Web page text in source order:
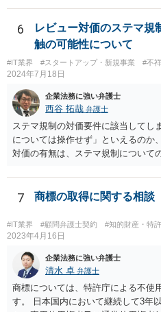
作した主体と、当事者間の契約内容
前の商事消滅時効、不法行為消滅時
です。 ②相手方の報告要求につい
ょう。 ③すでに対応は完了しており
的請求ないし措置がなされれば改め
うに思われます。
6
レビュー対価のステマ規
触の可能性について
#IT業界 #スタートアップ・新規事業 #不
2024年7月18日
企業法務に強い弁護士
西谷 拓哉 弁護士
ステマ規制の対価要件に該当してし
については操作せず」といえるのか
対価の有無は、ステマ規制について
とを条件に割り引くサービスを提供
高評価と指示していなくても、全
事業者が関与していると評価され「
断される余地は残るといえるでしょ
く、自主的なレビューでなければス
るのです。 ※消費者庁のステマ規制
www.caa.go.jp/policies/policy/
ets/
照
7 商標の取得に関する相談
#IT業界 #顧問弁護士契約 #知的財産・特許
2023年4月16日
企業法務に強い弁護士
清水 卓 弁護士
商標については、特許庁による不使
す。 日本国内において継続して3年